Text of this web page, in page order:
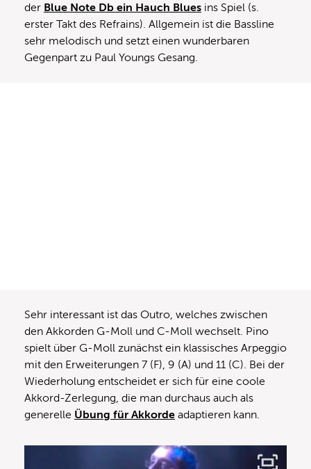
der Blue Note Db ein Hauch Blues ins Spiel (s.
erster Takt des Refrains). Allgemein ist die Bassline
sehr melodisch und setzt einen wunderbaren
Gegenpart zu Paul Youngs Gesang.
Sehr interessant ist das Outro, welches zwischen
den Akkorden G-Moll und C-Moll wechselt. Pino
spielt über G-Moll zunächst ein klassisches Arpeggio
mit den Erweiterungen 7 (F), 9 (A) und 11 (C). Bei der
Wiederholung entscheidet er sich für eine coole
Akkord-Zerlegung, die man durchaus auch als
generelle Übung für Akkorde adaptieren kann.